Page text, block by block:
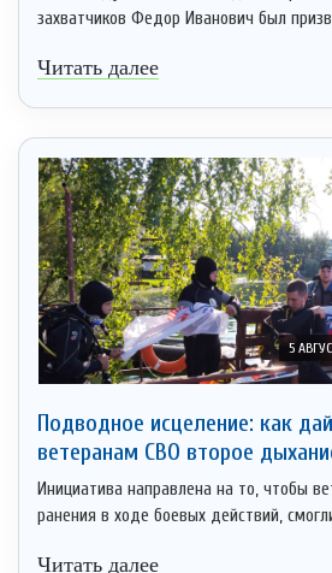
захватчиков Федор Иванович был
Читать далее
5
Подводное исцеление: как
ветеранам СВО второе
Инициатива направлена на то, чтобы
ранения в ходе боевых действий,
Читать далее